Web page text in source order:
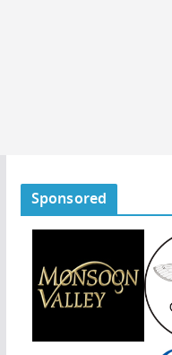
Sponsored